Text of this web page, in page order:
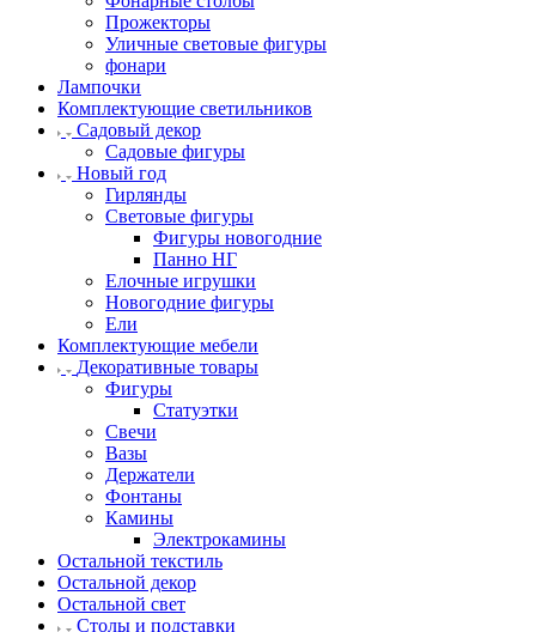
Прожекторы
Уличные световые фигуры
фонари
Лампочки
Комплектующие светильников
Садовый декор
Садовые фигуры
Новый год
Гирлянды
Световые фигуры
Фигуры новогодние
Панно НГ
Елочные игрушки
Новогодние фигуры
Ели
Комплектующие мебели
Декоративные товары
Фигуры
Статуэтки
Свечи
Вазы
Держатели
Фонтаны
Камины
Электрокамины
Остальной текстиль
Остальной декор
Остальной свет
Столы и подставки